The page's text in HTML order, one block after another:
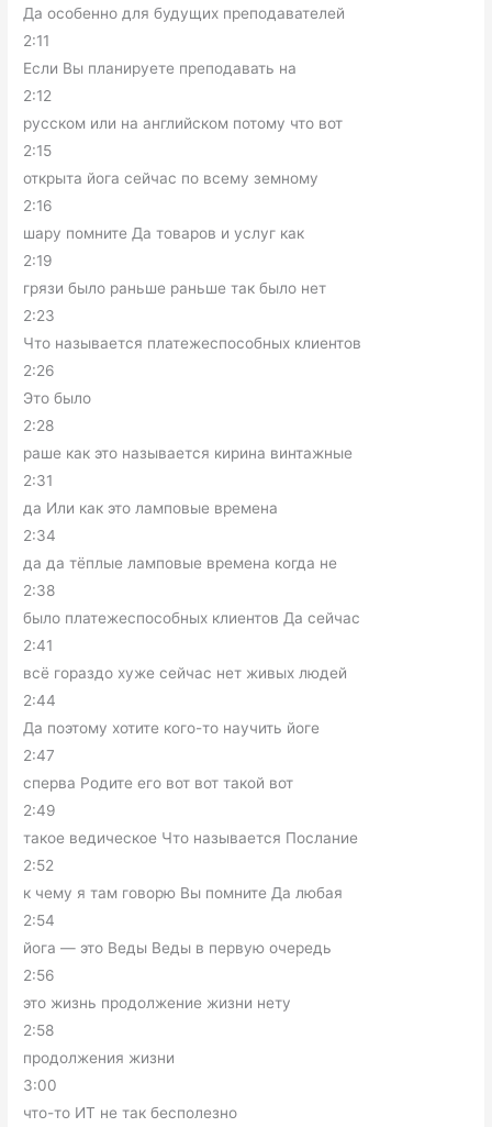
Да особенно для будущих преподавателей
2:11
Если Вы планируете преподавать на
2:12
русском или на английском потому что вот
2:15
открыта йога сейчас по всему земному
2:16
шару помните Да товаров и услуг как
2:19
грязи было раньше раньше так было нет
2:23
Что называется платежеспособных клиентов
2:26
Это было
2:28
раше как это называется кирина винтажные
2:31
да Или как это ламповые времена
2:34
да да тёплые ламповые времена когда не
2:38
было платежеспособных клиентов Да сейчас
2:41
всё гораздо хуже сейчас нет живых людей
2:44
Да поэтому хотите кого-то научить йоге
2:47
сперва Родите его вот вот такой вот
2:49
такое ведическое Что называется Послание
2:52
к чему я там говорю Вы помните Да любая
2:54
йога — это Веды Веды в первую очередь
2:56
это жизнь продолжение жизни нету
2:58
продолжения жизни
3:00
что-то ИТ не так бесполезно